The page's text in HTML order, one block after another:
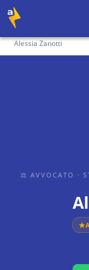
Alessia Zanotti
⚖ AVVOCATO ·